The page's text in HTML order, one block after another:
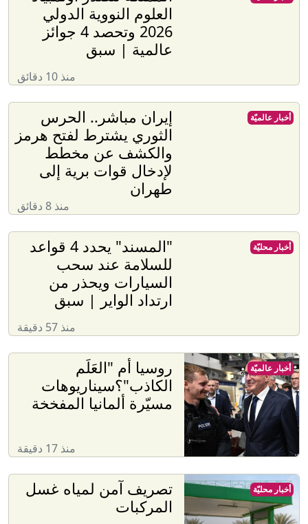
العلوم النووية الدولي
2026 وتحصد 4 جوائز
عالمية | سبق
منذ 10 دقائق
إيران مباشر.. الحرس
الثوري يشترط لفتح هرمز
والكشف عن مخطط
لإدخال قوات برية إلى
طهران
منذ 8 دقائق
أخبار عالميّة
"المسند" يحدد 4 قواعد
للسلامة عند سحب
السيارات ويحذر من
ارتداد الواير | سبق
منذ 57 دقيقة
أخبار محليّة
روسيا أم "العَلَم
الكاذب"؟سيناريوهات
مسيّرة ألمانيا المفخخة
منذ 17 دقيقة
أخبار عالميّة
تصريف آمن لمياه غسل
المركبات
أخبار محليّة